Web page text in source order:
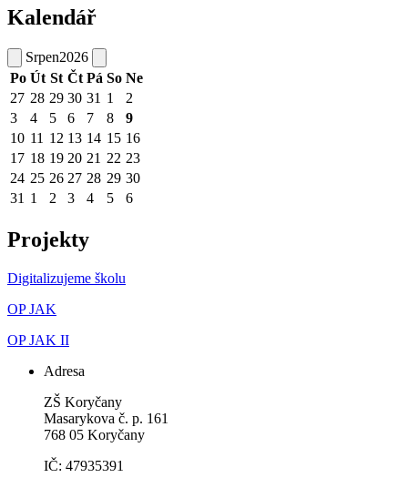
Kalendář
Srpen2026
Po Út St Čt Pá So Ne
27 28 29 30 31 1
2
3
4 5 6 7 8
9
10 11 12 13 14 15 16
17 18 19 20 21 22 23
24 25 26 27 28 29 30
31 1 2 3 4 5 6
Projekty
Digitalizujeme školu
OP JAK
OP JAK II
Adresa
ZŠ Koryčany
Masarykova č. p. 161
768 05 Koryčany
IČ: 47935391